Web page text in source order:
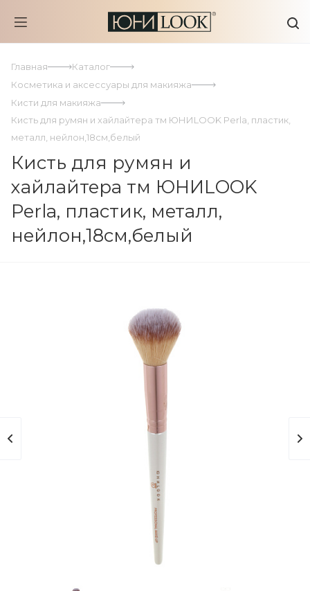
Главная
Каталог
Косметика и аксессуары для макияжа
Кисти для макияжа
Кисть для румян и хайлайтера тм ЮНИLOOK Perla, пластик,
металл, нейлон,18см,белый
Кисть для румян и
хайлайтера тм ЮНИLOOK
Perla, пластик, металл,
нейлон,18см,белый